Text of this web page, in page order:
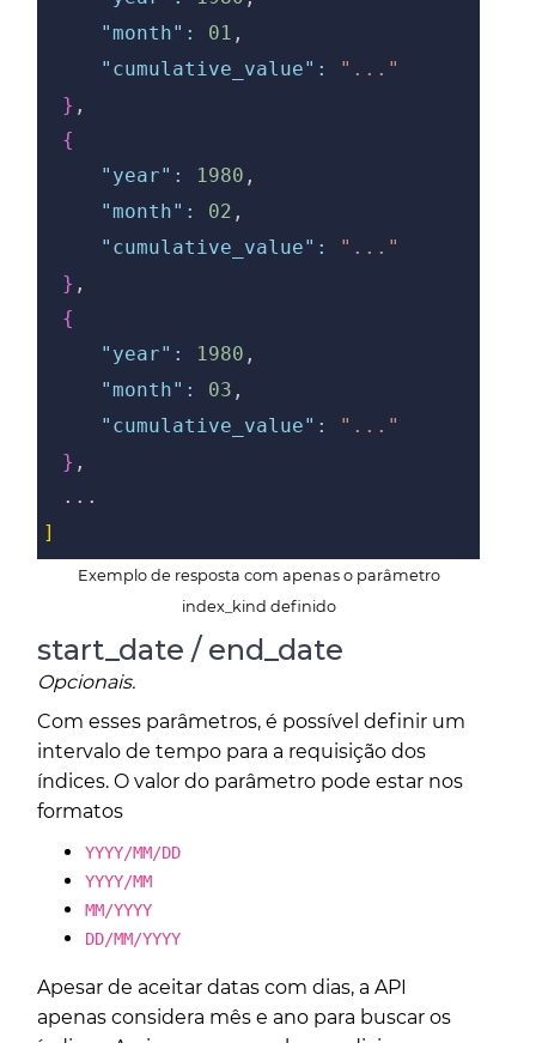
"month": 01 ,
"cumulative_value":
"..."
} ,
{
"year":
1980 ,
"month": 02 ,
"cumulative_value":
"..."
} ,
{
"year":
1980 ,
"month": 03 ,
"cumulative_value":
"..."
} ,
...
]
Exemplo de resposta com apenas o parâmetro
index_kind definido
start_date / end_date
Opcionais.
Com esses parâmetros, é possível definir um
intervalo de tempo para a requisição dos
índices. O valor do parâmetro pode estar nos
formatos
YYYY/MM/DD
YYYY/MM
MM/YYYY
DD/MM/YYYY
Apesar de aceitar datas com dias, a API
apenas considera mês e ano para buscar os